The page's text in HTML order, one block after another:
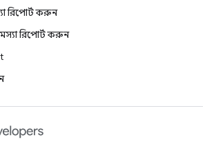
রিপোর্ট করুন
রিপোর্ট করুন